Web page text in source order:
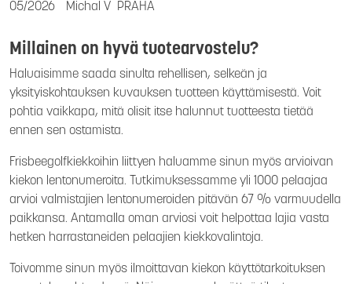
05/2026
Michal V PRAHA
Millainen on hyvä tuotearvostelu?
Haluaisimme saada sinulta rehellisen, selkeän ja
yksityiskohtauksen kuvauksen tuotteen käyttämisestä. Voit
pohtia vaikkapa, mitä olisit itse halunnut tuotteesta tietää
ennen sen ostamista.
Frisbeegolfkiekkoihin liittyen haluamme sinun myös arvioivan
kiekon lentonumeroita. Tutkimuksessamme yli 1000 pelaajaa
arvioi valmistajien lentonumeroiden pitävän 67 % varmuudella
paikkansa. Antamalla oman arviosi voit helpottaa lajia vasta
hetken harrastaneiden pelaajien kiekkovalintoja.
Toivomme sinun myös ilmoittavan kiekon käyttötarkoituksen